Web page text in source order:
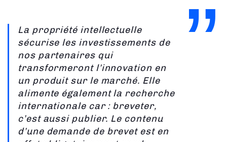
La propriété intellectuelle
sécurise les investissements de
nos partenaires qui
transformeront l’innovation en
un produit sur le marché. Elle
alimente également la recherche
internationale car : breveter,
c’est aussi publier. Le contenu
d’une demande de brevet est en